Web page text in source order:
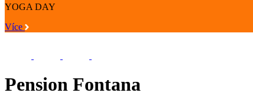
YOGA DAY
Více
Pension Fontana